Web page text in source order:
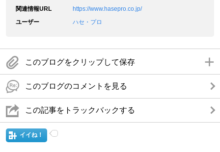
関連情報URL
https://www.hasepro.co.jp/
ユーザー
ハセ・プロ
このブログをクリップして保存
このブログのコメントを見る
この記事をトラックバックする
イイね！